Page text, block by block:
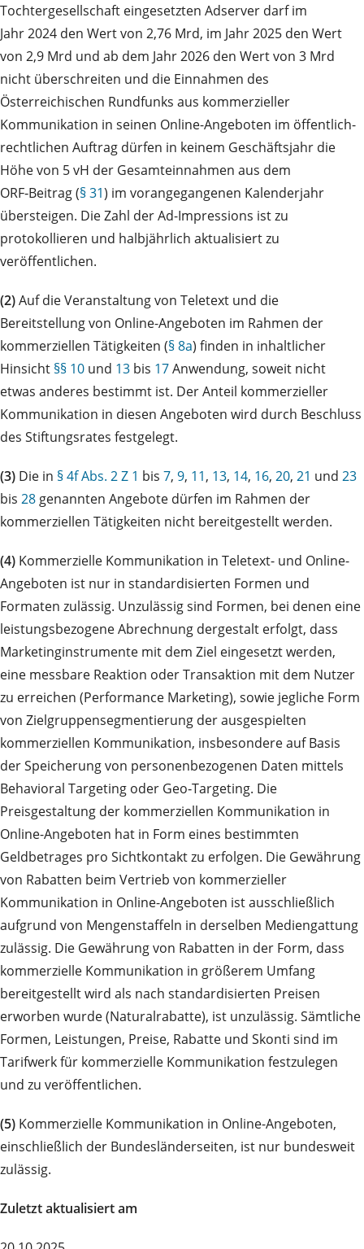
Tochtergesellschaft eingesetzten Adserver darf im
Jahr 2024 den Wert von 2,76 Mrd, im Jahr 2025 den Wert
von 2,9 Mrd und ab dem Jahr 2026 den Wert von 3 Mrd
nicht überschreiten und die Einnahmen des
Österreichischen Rundfunks aus kommerzieller
Kommunikation in seinen Online-Angeboten im öffentlich-
rechtlichen Auftrag dürfen in keinem Geschäftsjahr die
Höhe von 5 vH der Gesamteinnahmen aus dem
ORF‑Beitrag (§ 31) im vorangegangenen Kalenderjahr
übersteigen. Die Zahl der Ad-Impressions ist zu
protokollieren und halbjährlich aktualisiert zu
veröffentlichen.
(2)Auf die Veranstaltung von Teletext und die
Bereitstellung von Online-Angeboten im Rahmen der
kommerziellen Tätigkeiten (§ 8a) finden in inhaltlicher
Hinsicht §§ 10 und 13 bis 17Anwendung, soweit nicht
etwas anderes bestimmt ist. Der Anteil kommerzieller
Kommunikation in diesen Angeboten wird durch Beschluss
des Stiftungsrates festgelegt.
(3) Die in § 4f Abs. 2 Z 1 bis 7, 9, 11, 13, 14, 16, 20, 21 und 23
bis 28 genannten Angebote dürfen im Rahmen der
kommerziellen Tätigkeiten nicht bereitgestellt werden.
(4) Kommerzielle Kommunikation in Teletext- und Online-
Angeboten ist nur in standardisierten Formen und
Formaten zulässig. Unzulässig sind Formen, bei denen eine
leistungsbezogene Abrechnung dergestalt erfolgt, dass
Marketinginstrumente mit dem Ziel eingesetzt werden,
eine messbare Reaktion oder Transaktion mit dem Nutzer
zu erreichen (Performance Marketing), sowie jegliche Form
von Zielgruppensegmentierung der ausgespielten
kommerziellen Kommunikation, insbesondere auf Basis
der Speicherung von personenbezogenen Daten mittels
Behavioral Targeting oder Geo‑Targeting. Die
Preisgestaltung der kommerziellen Kommunikation in
Online-Angeboten hat in Form eines bestimmten
Geldbetrages pro Sichtkontakt zu erfolgen. Die Gewährung
von Rabatten beim Vertrieb von kommerzieller
Kommunikation in Online-Angeboten ist ausschließlich
aufgrund von Mengenstaffeln in derselben Mediengattung
zulässig. Die Gewährung von Rabatten in der Form, dass
kommerzielle Kommunikation in größerem Umfang
bereitgestellt wird als nach standardisierten Preisen
erworben wurde (Naturalrabatte), ist unzulässig. Sämtliche
Formen, Leistungen, Preise, Rabatte und Skonti sind im
Tarifwerk für kommerzielle Kommunikation festzulegen
und zu veröffentlichen.
(5) Kommerzielle Kommunikation in Online-Angeboten,
einschließlich der Bundesländerseiten, ist nur bundesweit
zulässig.
Zuletzt aktualisiert am